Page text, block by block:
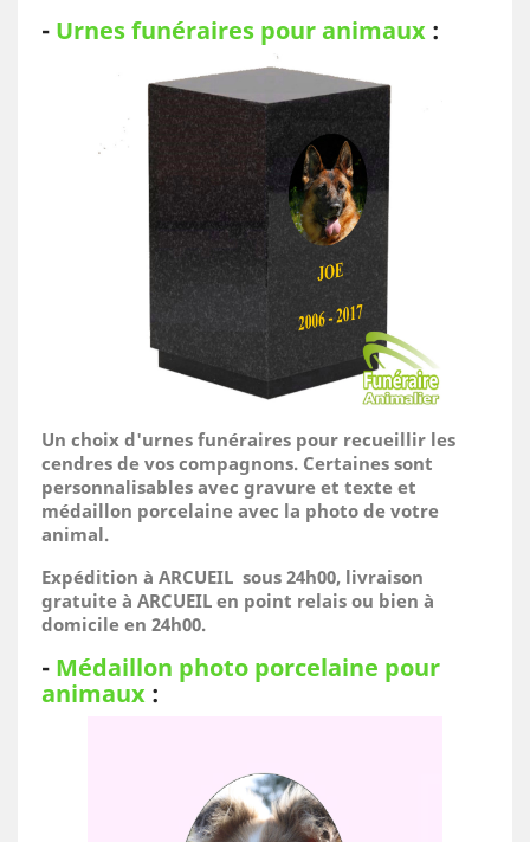
- Urnes funéraires pour animaux :
Un choix d'urnes funéraires pour recueillir les
cendres de vos compagnons. Certaines sont
personnalisables avec gravure et texte et
médaillon porcelaine avec la photo de votre
animal.
Expédition à ARCUEIL sous 24h00, livraison
gratuite à ARCUEIL en point relais ou bien à
domicile en 24h00.
- Médaillon photo porcelaine pour
animaux :